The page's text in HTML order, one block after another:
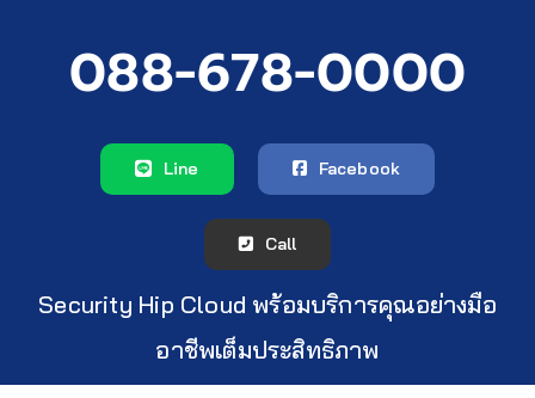
088-678-0000
Line Facebook
Call
Security Hip Cloud พร้อมบริการคุณอย่างมือ
อาชีพเต็มประสิทธิภาพ